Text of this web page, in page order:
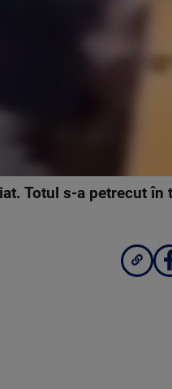
Totul s-a petrecut în